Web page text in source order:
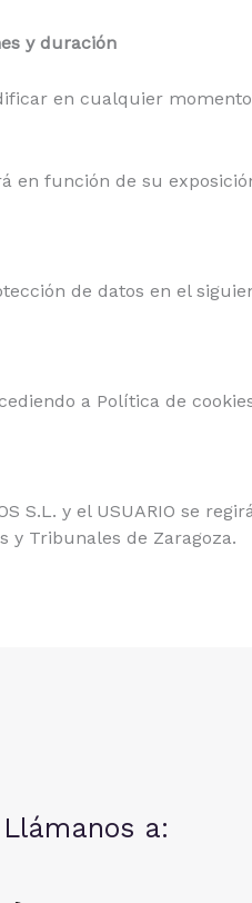
y duración
en cualquier
en función de su
de datos en el
a Política de
S.L. y el USUARIO se
y Tribunales de Zaragoza.
Llámanos a: